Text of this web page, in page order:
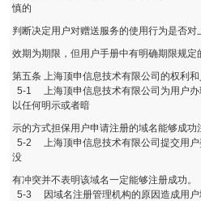
慎的
判断决定用户对赠送服务的使用行为是否
效期为期限，但用户手册中有明确期限规定
第五条 上海顶申信息技术有限公司的权利和
5-1 上海顶申信息技术有限公司为用户办
以任何明示或者暗
示的方式担保用户申请注册的域名能够成功
5-2 上海顶申信息技术有限公司提交用户
没
有冲突并不表明该域名一定能够注册成功。
5-3 因域名注册管理机构的原因造成用户